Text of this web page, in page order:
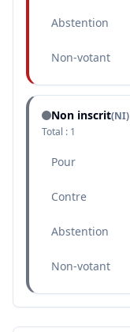
Abstention
Non-votant
Non inscrit(NI)
Total : 1
Pour
Contre
Abstention
Non-votant